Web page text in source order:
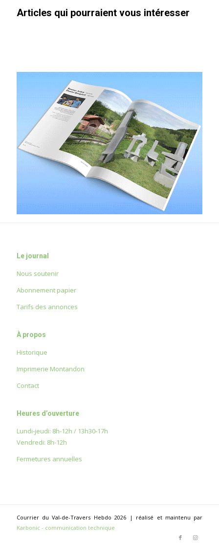
Articles qui pourraient vous intéresser
Le journal
Nous soutenir
Abonnement papier
Tarifs des annonces
À propos
Historique
Imprimerie Montandon
Contact
Heures d’ouverture
Lundi-jeudi: 8h-12h / 13h30-17h
Vendredi: 8h-12h
Fermetures annuelles
Courrier du Val-de-Travers Hebdo 2026 | réalisé et maintenu par
Karbonic - communication technique